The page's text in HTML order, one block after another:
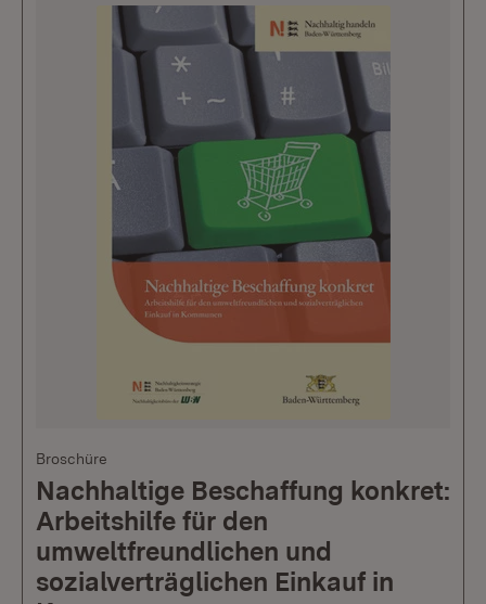
Broschüre
Nachhaltige Beschaffung konkret:
Arbeitshilfe für den
umweltfreundlichen und
sozialverträglichen Einkauf in